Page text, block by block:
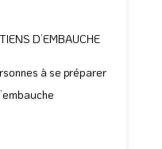
D’EMBAUCHE
à se préparer